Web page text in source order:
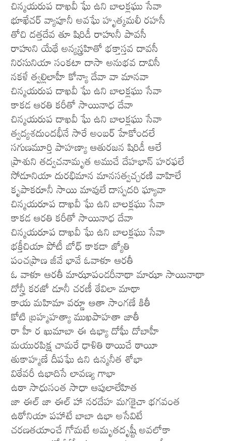
చిన్మయరుప దాఖవీ ఘే ఉని బాలక్లఘు సేవా
భూఖేచర్ వ్యాపూనీ అవఘే హృత్కమలీ రహసీ
తోచి దత్తదేవ తూ షిరిడీ రాహునీ పావసీ
రాహుని యేథే అన్యస్త్రహితో భక్తాస్తవ దావసీ
నిరసునియా సంకటా దాసా అనుభవ దావిసీ
నకళే త్వల్లిలాహీ కోన్యా దేవా వా మానవా
చిన్మయరుప దాఖవీ ఘే ఉని బాలక్లఘు సేవా
కాకడ ఆరతి కరీతో సాయినాధ దేవా
చిన్మయరుప దాఖవీ ఘే ఉని బాలక్లఘు సేవా
త్వద్యశదుందభీనే సారే అంబర్ హేకోందలే
సగుణమూర్తి పాహణ్యా ఆతురజన షిరిడీ ఆలే
ప్రాశుని తద్వచనామృత అముచే దేహభాన్ హరఫలే
సోడూనియా దురభిమాన మానసత్వచ్చరణి వాహిలే
కృపాకరూనీ సాయి మావులే దాస్పదరి ఘ్యావా
చిన్మయరూప దాఖవీ ఘే ఉని బాలక్లఘు సేవా
కాకడ ఆరతి కరీతో సాయినాధ దేవా
చిన్మయరూప దాఖవీ ఘే ఉని బాలక్లఘు సేవా
భక్తీచియా పోటీ బోధ్ కాకడా జ్యోతి
పంచప్రాణ జీవే భావే ఓవాళూ ఆరతీ
ఓ వాళూ ఆరతీ మాఝాపండరీనాథా మాఝా సాయినాథా
దోన్హీ కరజో డూనీ చరణీ ఠేవిలా మాథా
కాయ మహిమా వర్ణూ ఆతా సాంగణే కితీ
కోటి బ్రహ్మహత్యా ముఖపాహతా జాతీ
రా హీ ర ఖుమాబా ఈ ఉభ్యా దోఘీ దోబాహీ
మయురపిక్ష చామరే ఢాళితి ఠాయిచే ఠాయీ
తుకాహ్మణే దీపఘే ఉని ఉన్మనీత శోభా
విఠేవరీ ఉభాదిసే లావణ్య గాభా
ఉఠా సాధుసంత సాధా ఆపులాలేహిత
జా ఈల్ జా ఈల్ హా నరదేహ మగకైచా భగవంత
ఉఠోనియా పహాటే బాబా ఉభా అసేవిటే
చరణతయాంచే గోమటే అమృతదృష్టీ అవలోకా